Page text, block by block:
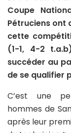
Coupe
Pétruciens ont
cette
(1-1, 4-2
succéder au
de se qualifier
C’est une
hommes de
après leur